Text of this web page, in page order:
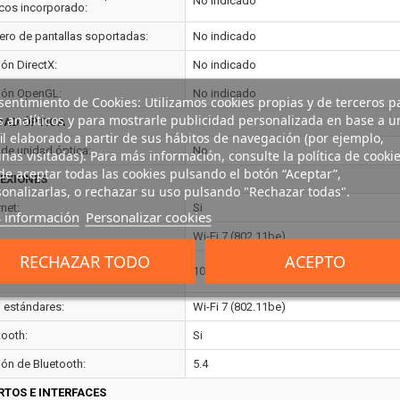
incorporado:
de pantallas soportadas: No indicado
DirectX: No indicado
OpenGL: No indicado
ÓPTICA
unidad óptica: No
Si
Wi-Fi 7 (802.11be)
LAN, velocidad de
10,100,1000 Mbit/s
estándares: Wi-Fi 7 (802.11be)
Si
de Bluetooth: 5.4
E INTERFACES
de Cookies: Utilizamos cookies propias y de terceros
analíticos y para mostrarle publicidad personalizada en base a
elaborado a partir de sus hábitos de navegación (por ejemplo,
visitadas). Para más información, consulte la política de
aceptar todas las cookies pulsando el botón “Aceptar”,
o rechazar su uso pulsando "Rechazar todas".
información Personalizar cookies
RECHAZAR TODO ACEPTO